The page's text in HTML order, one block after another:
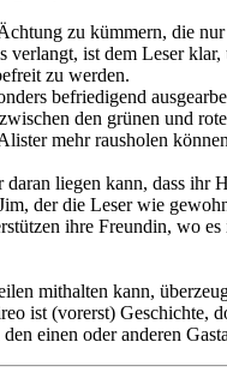
zu kümmern, die
ist dem Leser
zu werden.
befriedigend
den grünen und
mehr rausholen
liegen kann, dass
der die Leser wie
ihre Freundin, wo
mithalten kann,
ist (vorerst)
einen oder anderen